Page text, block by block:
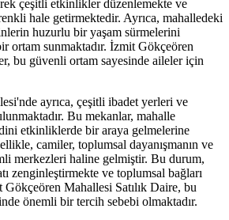
çeşitli etkinlikler düzenlemekte ve
hale getirmektedir. Ayrıca, mahalledeki
huzurlu bir yaşam sürmelerini
ortam sunmaktadır. İzmit Gökçeören
bu güvenli ortam sayesinde aileler için
ayrıca, çeşitli ibadet yerleri ve
Bu mekanlar, mahalle
etkinliklerde bir araya gelmelerine
camiler, toplumsal dayanışmanın ve
merkezleri haline gelmiştir. Bu durum,
zenginleştirmekte ve toplumsal bağları
Mahallesi Satılık Daire, bu
önemli bir tercih sebebi olmaktadır.